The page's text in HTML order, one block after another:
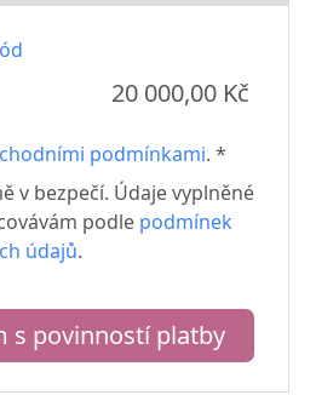
20 000,00 Kč
podmínkami. *
v bezpečí. Údaje vyplněné
podle podmínek
údajů.
s povinností platby